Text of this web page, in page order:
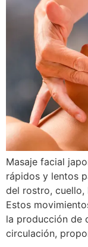
Masaje facial
rápidos y lentos
del rostro,
Estos
la producción de
circulación,